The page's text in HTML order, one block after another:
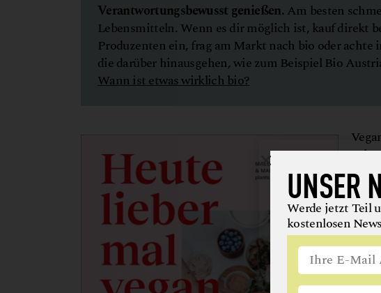
Verantwortungsbewusst genießen.Am besten
Lebensmitteln. Wenn es dir möglich ist, kauf direkt
Produzenten ein, frag am Markt nach bio oder achte
die darüber hinausgehen, wie zum Beispiel Bio
Wann ist etwas wirklich bio?
noch
die
ISBN
UNSER
Werde jetzt Teil
kostenlosen